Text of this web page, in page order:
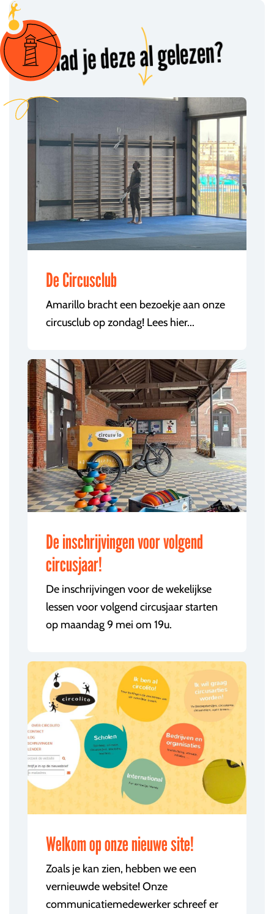
Had je deze al gelezen?
De Circusclub
Amarillo bracht een bezoekje aan onze
circusclub op zondag! Lees hier...
De inschrijvingen voor volgend
circusjaar!
De inschrijvingen voor de wekelijkse
lessen voor volgend circusjaar starten
op maandag 9 mei om 19u.
Welkom op onze nieuwe site!
Zoals je kan zien, hebben we een
vernieuwde website! Onze
communicatiemedewerker schreef er